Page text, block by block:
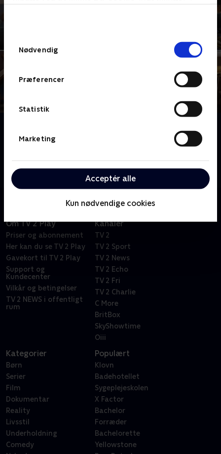
Nødvendig
Præferencer
Statistik
Marketing
Acceptér alle
Kun nødvendige cookies
Mød lampemanden og lampens ånd i Storegade i
smedearbejde, som har stået på i 90 år
Om TV 2 Play
Priser og abonnement
Her kan du se TV 2 Play
Gavekort til TV 2 Play
Support og
Kundecenter
Vilkår og betingelser
TV 2 NEWS i offentligt
rum
Kanaler
TV 2
TV 2 Sport
TV 2 News
TV 2 Echo
TV 2 Fri
TV 2 Charlie
C More
BritBox
SkyShowtime
Oiii
Kategorier
Børn
Serier
Film
Dokumentar
Reality
Livsstil
Underholdning
Comedy
Populært
Klovn
Badehotellet
Sygeplejeskolen
X Factor
Bachelor
Forræder
Bachelorette
Yellowstone